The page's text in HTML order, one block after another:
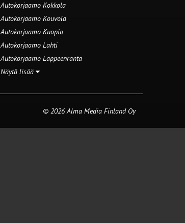
Autokorjaamo Kokkola
Autokorjaamo Kouvola
Autokorjaamo Kuopio
Autokorjaamo Lahti
Autokorjaamo Lappeenranta
Näytä lisää
© 2026 Alma Media Finland Oy